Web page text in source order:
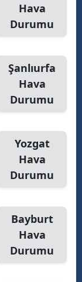
Hava
Durumu
Şanlıurfa
Hava
Durumu
Yozgat
Hava
Durumu
Bayburt
Hava
Durumu